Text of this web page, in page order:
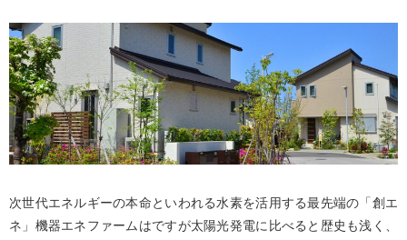
次世代エネルギーの本命といわれる水素を活用する最先端の「創エ
ネ」機器エネファームはですが太陽光発電に比べると歴史も浅く、